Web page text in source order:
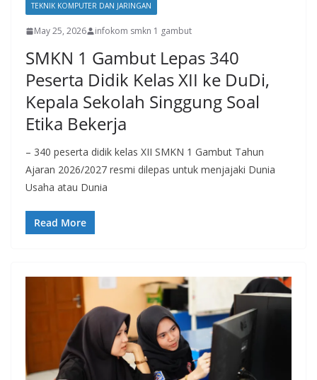
TEKNIK KOMPUTER DAN JARINGAN
May 25, 2026 infokom smkn 1 gambut
SMKN 1 Gambut Lepas 340
Peserta Didik Kelas XII ke DuDi,
Kepala Sekolah Singgung Soal
Etika Bekerja
– 340 peserta didik kelas XII SMKN 1 Gambut Tahun
Ajaran 2026/2027 resmi dilepas untuk menjajaki Dunia
Usaha atau Dunia
Read More